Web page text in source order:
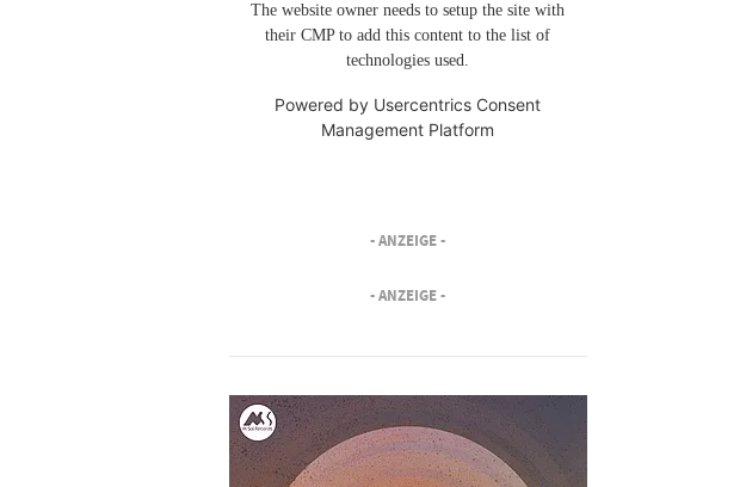
The website owner needs to setup the site with
their CMP to add this content to the list of
technologies used.
Powered by Usercentrics Consent
Management Platform
- ANZEIGE -
- ANZEIGE -